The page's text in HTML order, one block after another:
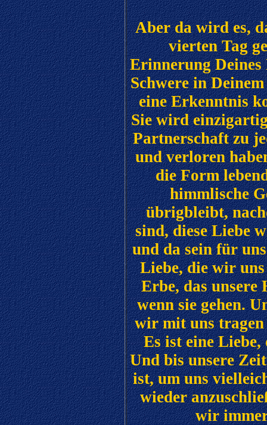
Aber da wird es,
vierten Tag
Erinnerung
Schwere in
eine Erkenntnis
Sie wird
Partnerschaft zu
und verloren
die Form
himmlische
übrigbleibt,
sind, diese Liebe
und da sein für
Liebe, die wir
Erbe, das unsere
wenn sie gehen.
wir mit uns tragen
Es ist eine
Und bis unsere
ist, um uns
wieder
wir